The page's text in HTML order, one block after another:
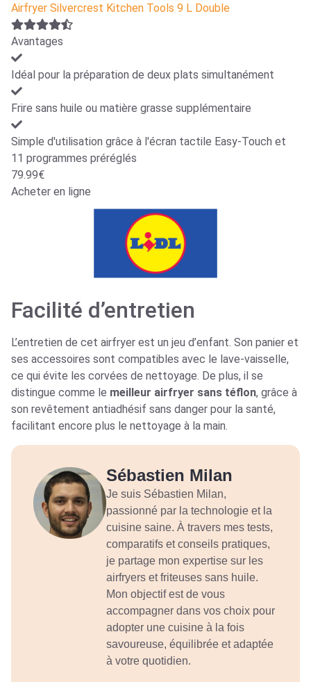
Airfryer Silvercrest Kitchen Tools 9 L Double
Avantages
Idéal pour la préparation de deux plats simultanément
Frire sans huile ou matière grasse supplémentaire
Simple d'utilisation grâce à l'écran tactile Easy-Touch et
11 programmes préréglés
79.99€
Acheter en ligne
Facilité d’entretien
L’entretien de cet airfryer est un jeu d’enfant. Son panier et
ses accessoires sont compatibles avec le lave-vaisselle,
ce qui évite les corvées de nettoyage. De plus, il se
distingue comme le meilleur airfryer sans téflon, grâce à
son revêtement antiadhésif sans danger pour la santé,
facilitant encore plus le nettoyage à la main.
Sébastien Milan
Je suis Sébastien Milan,
passionné par la technologie et la
cuisine saine. À travers mes tests,
comparatifs et conseils pratiques,
je partage mon expertise sur les
airfryers et friteuses sans huile.
Mon objectif est de vous
accompagner dans vos choix pour
adopter une cuisine à la fois
savoureuse, équilibrée et adaptée
à votre quotidien.